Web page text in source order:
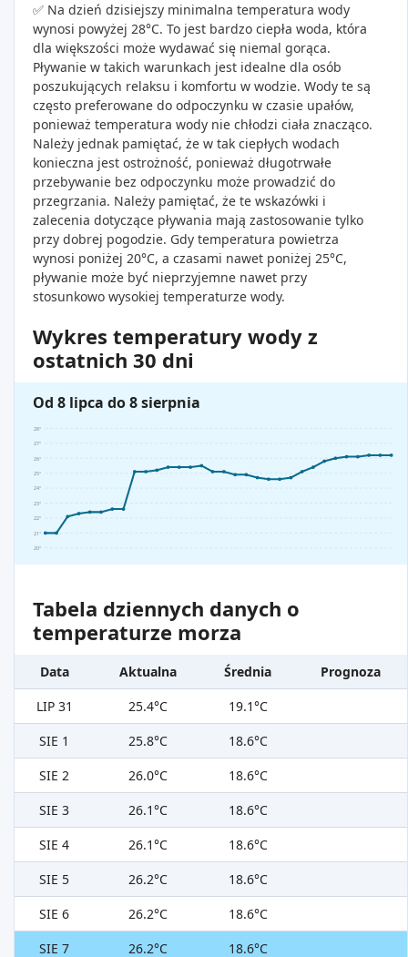
✅ Na dzień dzisiejszy minimalna temperatura wody
wynosi powyżej 28°C. To jest bardzo ciepła woda, która
dla większości może wydawać się niemal gorąca.
Pływanie w takich warunkach jest idealne dla osób
poszukujących relaksu i komfortu w wodzie. Wody te są
często preferowane do odpoczynku w czasie upałów,
ponieważ temperatura wody nie chłodzi ciała znacząco.
Należy jednak pamiętać, że w tak ciepłych wodach
konieczna jest ostrożność, ponieważ długotrwałe
przebywanie bez odpoczynku może prowadzić do
przegrzania. Należy pamiętać, że te wskazówki i
zalecenia dotyczące pływania mają zastosowanie tylko
przy dobrej pogodzie. Gdy temperatura powietrza
wynosi poniżej 20°C, a czasami nawet poniżej 25°C,
pływanie może być nieprzyjemne nawet przy
stosunkowo wysokiej temperaturze wody.
Wykres temperatury wody z
ostatnich 30 dni
Od 8 lipca do 8 sierpnia
20°
21°
22°
23°
24°
25°
26°
27°
28°
Tabela dziennych danych o
temperaturze morza
Data Aktualna Średnia
Prognoza
LIP 31
25.4°C
19.1°C
SIE 1
25.8°C
18.6°C
SIE 2
26.0°C
18.6°C
SIE 3
26.1°C
18.6°C
SIE 4
26.1°C
18.6°C
SIE 5
26.2°C
18.6°C
SIE 6
26.2°C
18.6°C
SIE 7
26.2°C 18.6°C